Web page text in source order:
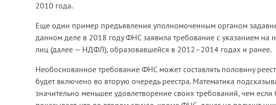
2010 года.
Еще один пример предъявления уполномоченным органом
данном деле в 2018 году ФНС заявила требование с указанием
лиц (далее — НДФЛ), образовавшейся в 2012–2014 годах и ранее.
Необоснованное требование ФНС может составлять половину
будет включено во вторую очередь реестра. Математика
значительно меньшее удовлетворение своих требований, чем